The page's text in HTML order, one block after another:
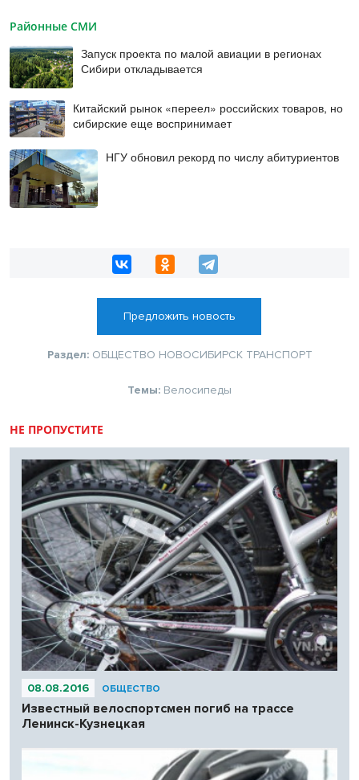
Районные СМИ
Запуск проекта по малой авиации в регионах
Сибири откладывается
Китайский рынок «переел» российских товаров, но
сибирские еще воспринимает
НГУ обновил рекорд по числу абитуриентов
Предложить новость
Раздел: ОБЩЕСТВО НОВОСИБИРСК ТРАНСПОРТ
Темы: Велосипеды
НЕ ПРОПУСТИТЕ
08.08.2016 ОБЩЕСТВО
Известный велоспортсмен погиб на трассе
Ленинск-Кузнецкая